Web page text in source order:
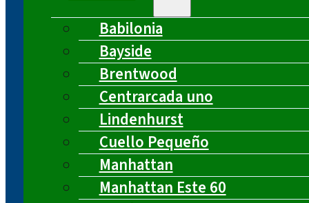
Babilonia
Bayside
Brentwood
Centrarcada uno
Lindenhurst
Cuello Pequeño
Manhattan
Manhattan Este 60